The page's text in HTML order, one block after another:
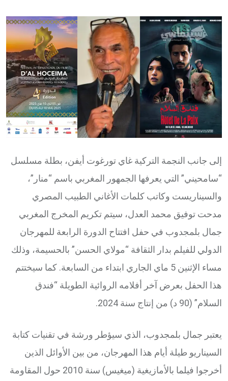
Email
إلى جانب النجمة التركية غاي تورغوت أيفن، بطلة مسلسل
“سامحيني” التي يعرفها الجمهور المغربي باسم “منار”،
والسيناريست وكاتب كلمات الأغاني الطبيب المصري
مدحت توفيق محمد العدل، سيتم تكريم المخرج المغربي
جمال بلمجدوب في حفل افتتاح الدورة الرابعة للمهرجان
الدولي للفيلم بدار الثقافة “مولاي الحسن” بالحسيمة، وذلك
مساء الإثنين 5 ماي الجاري ابتداء من السابعة. كما سيختتم
هذا الحفل بعرض آخر أفلامه الروائية الطويلة “فندق
السلام” (90 د) من إنتاج سنة 2024.
يعتبر جمال بلمجدوب، الذي سيؤطر ورشة في تقنيات كتابة
السيناريو طيلة أيام هذا المهرجان، من بين الأوائل الذين
أخرجوا فيلما بالأمازيغية (ميغيس) سنة 2010 حول المقاومة